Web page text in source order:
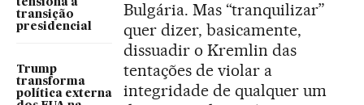
transição
presidencial
Trump
transforma
política externa
Bulgária. Mas “tranquilizar”
quer dizer, basicamente,
dissuadir o Kremlin das
tentações de violar a
integridade de qualquer um